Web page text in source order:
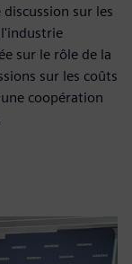
sur les
sur le rôle de la
sur les coûts
coopération